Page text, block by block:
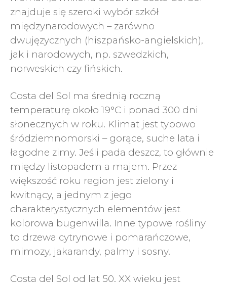
znajduje się szeroki wybór szkół
międzynarodowych – zarówno
dwujęzycznych (hiszpańsko-angielskich),
jak i narodowych, np. szwedzkich,
norweskich czy fińskich.
Costa del Sol ma średnią roczną
temperaturę około 19°C i ponad 300 dni
słonecznych w roku. Klimat jest typowo
śródziemnomorski – gorące, suche lata i
łagodne zimy. Jeśli pada deszcz, to głównie
między listopadem a majem. Przez
większość roku region jest zielony i
kwitnący, a jednym z jego
charakterystycznych elementów jest
kolorowa bugenwilla. Inne typowe rośliny
to drzewa cytrynowe i pomarańczowe,
mimozy, jakarandy, palmy i sosny.
Costa del Sol od lat 50. XX wieku jest